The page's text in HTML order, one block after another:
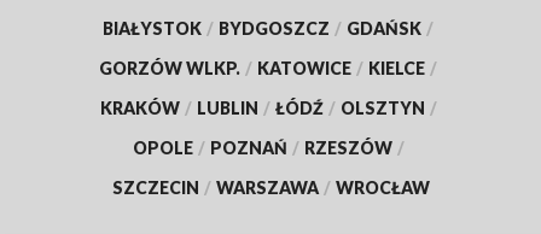
BIAŁYSTOK / BYDGOSZCZ / GDAŃSK /
GORZÓW WLKP. / KATOWICE / KIELCE /
KRAKÓW / LUBLIN / ŁÓDŹ / OLSZTYN /
OPOLE / POZNAŃ / RZESZÓW /
SZCZECIN / WARSZAWA / WROCŁAW